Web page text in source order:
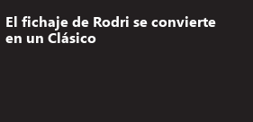
El fichaje de Rodri se convierte
en un Clásico